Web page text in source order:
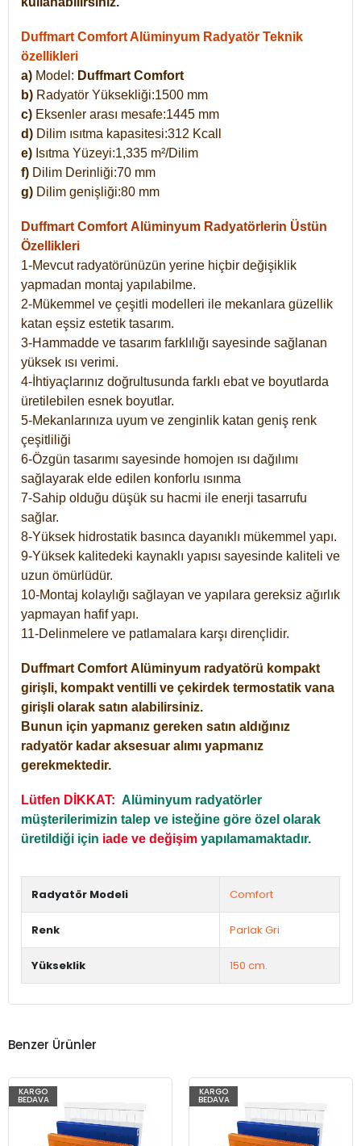
Duffmart Comfort Alüminyum Radyatör Teknik
özellikleri
a) Model: Duffmart Comfort
b) Radyatör Yüksekliği:1500 mm
c) Eksenler arası mesafe:1445 mm
d) Dilim ısıtma kapasitesi:312 Kcall
e) Isıtma Yüzeyi:1,335 m²/Dilim
f) Dilim Derinliği:70 mm
g) Dilim genişliği:80 mm
Duffmart Comfort Alüminyum Radyatörlerin Üstün
Özellikleri
1-Mevcut radyatörünüzün yerine hiçbir değişiklik
yapmadan montaj yapılabilme.
2-Mükemmel ve çeşitli modelleri ile mekanlara güzellik
katan eşsiz estetik tasarım.
3-Hammadde ve tasarım farklılığı sayesinde sağlanan
yüksek ısı verimi.
4-İhtiyaçlarınız doğrultusunda farklı ebat ve boyutlarda
üretilebilen esnek boyutlar.
5-Mekanlarınıza uyum ve zenginlik katan geniş renk
çeşitliliği
6-Özgün tasarımı sayesinde homojen ısı dağılımı
sağlayarak elde edilen konforlu ısınma
7-Sahip olduğu düşük su hacmi ile enerji tasarrufu
sağlar.
8-Yüksek hidrostatik basınca dayanıklı mükemmel yapı.
9-Yüksek kalitedeki kaynaklı yapısı sayesinde kaliteli ve
uzun ömürlüdür.
10-Montaj kolaylığı sağlayan ve yapılara gereksiz ağırlık
yapmayan hafif yapı.
11-Delinmelere ve patlamalara karşı dirençlidir.
Duffmart Comfort Alüminyum radyatörü kompakt
girişli, kompakt ventilli ve çekirdek termostatik vana
girişli olarak satın alabilirsiniz.
Bunun için yapmanız gereken satın aldığınız
radyatör kadar aksesuar alımı yapmanız
gerekmektedir.
Lütfen DİKKAT: Alüminyum radyatörler
müşterilerimizin talep ve isteğine göre özel olarak
üretildiği için iade ve değişim yapılamamaktadır.
Radyatör Modeli Comfort
Renk Parlak Gri
Yükseklik 150 cm.
Benzer Ürünler
KARGO
BEDAVA
KARGO
BEDAVA